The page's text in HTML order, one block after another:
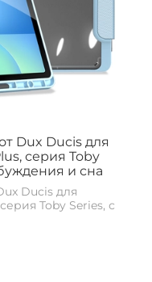
Dux Ducis для
серия Toby
и сна
Ducis для
Toby Series, с